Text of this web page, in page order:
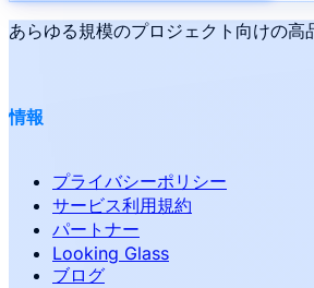
あらゆる規模のプロジェクト向けの
情報
プライバシーポリシー
サービス利用規約
パートナー
Looking Glass
ブログ